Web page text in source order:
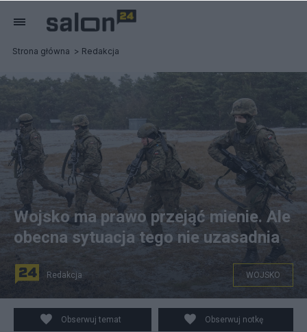
Strona główna Redakcja
Fot. PAP/Tytus Żmijewski
Wojsko ma prawo przejąć mienie. Ale
obecna sytuacja tego nie uzasadnia
Redakcja WOJSKO
Obserwuj temat Obserwuj notkę